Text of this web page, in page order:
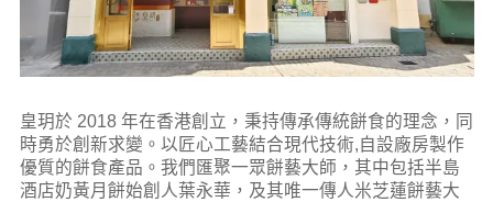
皇玥於 2018 年在香港創立，秉持傳承傳統餅食的理念，同
時勇於創新求變。以匠心工藝結合現代技術,自設廠房製作
優質的餅食產品。我們匯聚一眾餅藝大師，其中包括半島
酒店奶黃月餅始創人葉永華，及其唯一傳人米芝蓮餅藝大